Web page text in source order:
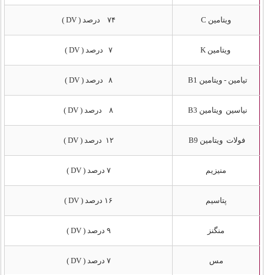
ویتامین C ۷۴ درصد ( DV )
ویتامین K ۷ درصد ( DV )
تیامین - ویتامین B1 ۸ درصد ( DV )
نیاسین ویتامین B3 ۸ درصد ( DV )
فولات ویتامین B9 ۱۲ درصد ( DV )
منیزیم ۷ درصد ( DV )
پتاسیم ۱۶ درصد ( DV )
منگنز ۹ درصد ( DV )
مس ۷ درصد ( DV )